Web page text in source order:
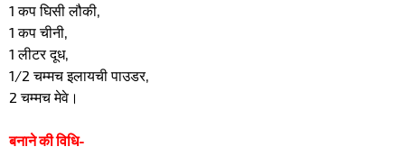
1 कप घिसी लौकी,
1 कप चीनी,
1 लीटर दूध,
1/2 चम्मच इलायची पाउडर,
2 चम्मच मेवे।
बनाने की विधि-